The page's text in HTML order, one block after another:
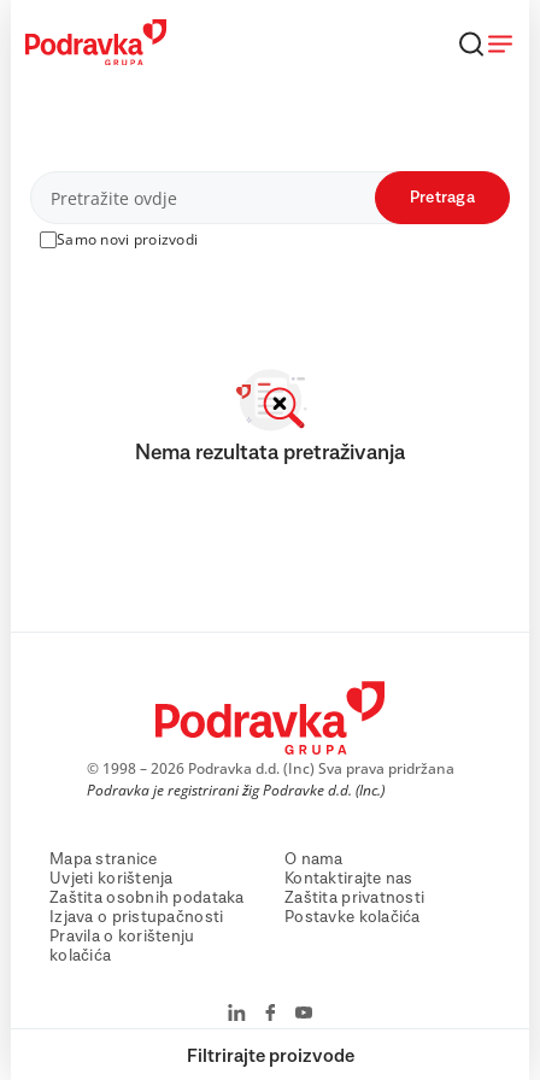
content
Proizvodi
Samo novi proizvodi
Pretraga
Filtrirajte proizvode
Nema rezultata pretraživanja
© 1998 – 2026 Podravka d.d. (Inc) Sva prava pridržana
Podravka je registrirani žig Podravke d.d. (Inc.)
Mapa stranice
Uvjeti korištenja
Zaštita osobnih podataka
Izjava o pristupačnosti
Pravila o korištenju
kolačića
O nama
Kontaktirajte nas
Zaštita privatnosti
Postavke kolačića